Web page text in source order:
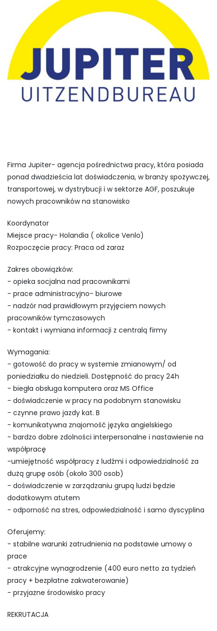
Firma Jupiter- agencja pośrednictwa pracy, która posiada
ponad dwadzieścia lat doświadczenia, w branży spożywczej,
transportowej, w dystrybucji i w sektorze AGF, poszukuje
nowych pracowników na stanowisko
Koordynator
Miejsce pracy- Holandia ( okolice Venlo)
Rozpoczęcie pracy: Praca od zaraz
Zakres obowiązków:
- opieka socjalna nad pracownikami
- prace administracyjno- biurowe
- nadzór nad prawidłowym przyjęciem nowych
pracowników tymczasowych
- kontakt i wymiana informacji z centralą firmy
Wymagania:
- gotowość do pracy w systemie zmianowym/ od
poniedziałku do niedzieli. Dostępność do pracy 24h
- biegła obsługa komputera oraz MS Office
- doświadczenie w pracy na podobnym stanowisku
- czynne prawo jazdy kat. B
- komunikatywna znajomość języka angielskiego
- bardzo dobre zdolności interpersonalne i nastawienie na
współpracę
-umiejętność współpracy z ludźmi i odpowiedzialność za
dużą grupę osób (około 300 osob)
- doświadczenie w zarządzaniu grupą ludzi będzie
dodatkowym atutem
- odporność na stres, odpowiedzialność i samo dyscyplina
Oferujemy:
- stabilne warunki zatrudnienia na podstawie umowy o
prace
- atrakcyjne wynagrodzenie (400 euro netto za tydzień
pracy + bezpłatne zakwaterowanie)
- przyjazne środowisko pracy
REKRUTACJA